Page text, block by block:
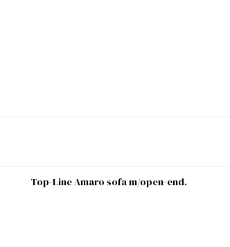
Top-Line Amaro sofa m/open-end.